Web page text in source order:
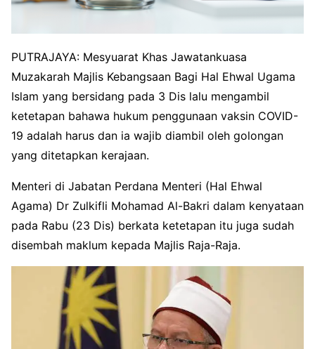
PUTRAJAYA: Mesyuarat Khas Jawatankuasa
Muzakarah Majlis Kebangsaan Bagi Hal Ehwal Ugama
Islam yang bersidang pada 3 Dis lalu mengambil
ketetapan bahawa hukum penggunaan vaksin COVID-
19 adalah harus dan ia wajib diambil oleh golongan
yang ditetapkan kerajaan.
Menteri di Jabatan Perdana Menteri (Hal Ehwal
Agama) Dr Zulkifli Mohamad Al-Bakri dalam kenyataan
pada Rabu (23 Dis) berkata ketetapan itu juga sudah
disembah maklum kepada Majlis Raja-Raja.